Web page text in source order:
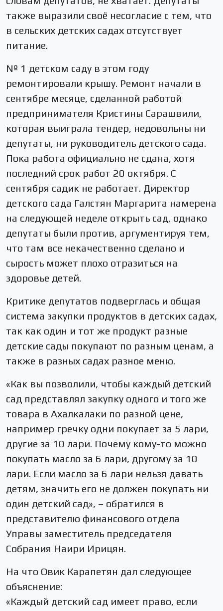
также выразили своё несогласие с тем, что
в сельских детских садах отсутствует
питание.
№ 1 детском саду в этом году
ремонтировали крышу. Ремонт начали в
сентябре месяце, сделанной работой
предпринимателя Кристины Сарашвили,
которая выиграла тендер, недовольны ни
депутаты, ни руководитель детского сада.
Пока работа официально не сдана, хотя
последний срок работ 20 октября. С
сентября садик не работает. Директор
детского сада Галстян Маргарита намерена
на следующей неделе открыть сад, однако
депутаты были против, аргументируя тем,
что там все некачественно сделано и
сырость может плохо отразиться на
здоровье детей.
Критике депутатов подверглась и общая
система закупки продуктов в детских садах,
так как один и тот же продукт разные
детские сады покупают по разным ценам, а
также в разных садах разное меню.
«Как вы позволили, чтобы каждый детский
сад представлял закупку одного и того же
товара в Ахалкалаки по разной цене,
например гречку одни покупает за 5 лари,
другие за 10 лари. Почему кому-то можно
покупать масло за 6 лари, другому за 10
лари. Если масло за 6 лари нельзя давать
детям, значить его не должен покупать ни
один детский сад», – обратился в
представителю финансового отдела
Управы заместитель председателя
Собрания Наири Ирицян.
На что Овик Карапетян дал следующее
объяснение:
«Каждый детский сад имеет право, если